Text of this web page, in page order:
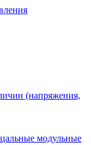
(напряжения,
модульные